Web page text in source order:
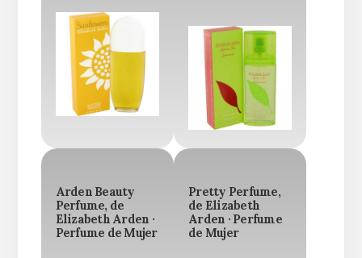
Arden Beauty
Perfume, de
Elizabeth Arden ·
Perfume de Mujer
Pretty Perfume,
de Elizabeth
Arden · Perfume
de Mujer